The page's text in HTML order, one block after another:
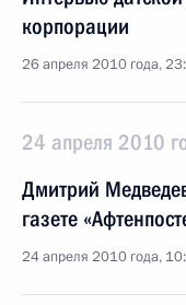
корпорации
26 апреля 2010 года,
24 апреля 2010
Дмитрий
газете
24 апреля 2010 года,